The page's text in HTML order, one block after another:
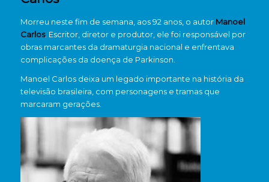
Morreu neste fim de semana, aos 92 anos, o autor Manoel
Carlos. Escritor, diretor e produtor, ele foi responsável por
obras marcantes da dramaturgia nacional e enfrentava
complicações da doença de Parkinson.
Manoel Carlos deixa um legado importante na história da
televisão brasileira, com personagens e tramas que
marcaram gerações.